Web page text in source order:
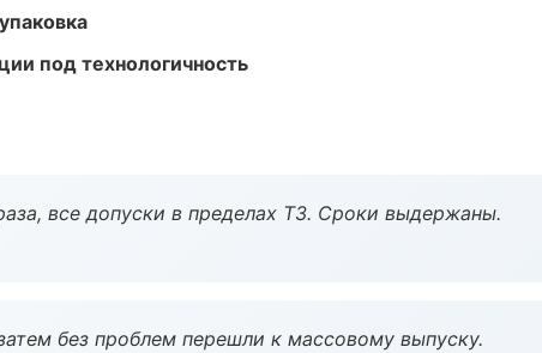
под технологичность
все допуски в пределах ТЗ. Сроки выдержаны.
без проблем перешли к массовому выпуску.